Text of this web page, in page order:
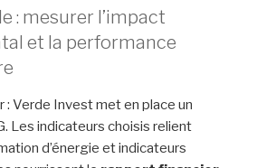
: mesurer l’impact
et la performance
: Verde Invest met en place un
Les indicateurs choisis relient
d’énergie et indicateurs